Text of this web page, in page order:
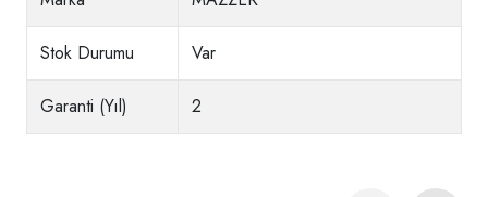
Stok Durumu Var
Garanti (Yıl) 2